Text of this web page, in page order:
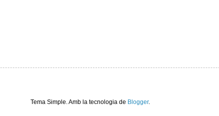
Tema Simple. Amb la tecnologia de Blogger.